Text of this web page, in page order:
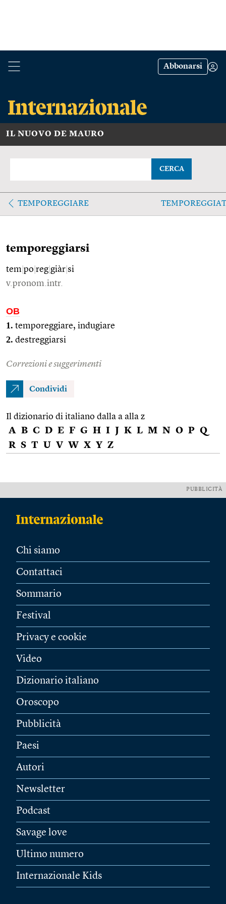
Abbonarsi
IL NUOVO DE MAURO
CERCA
TEMPOREGGIARE
temporeggiarsi
tem po reg giàr si
v.pronom.intr.
OB
1. temporeggiare, indugiare
2. destreggiarsi
Correzioni e suggerimenti
Condividi
Il dizionario di italiano dalla a alla z
A B C D E F G H I J K L M N O P Q
R S T U V W X Y Z
PUBBLICITÀ
Chi siamo
Contattaci
Sommario
Festival
Privacy e cookie
Video
Dizionario italiano
Oroscopo
Pubblicità
Paesi
Autori
Newsletter
Podcast
Savage love
Ultimo numero
Internazionale Kids